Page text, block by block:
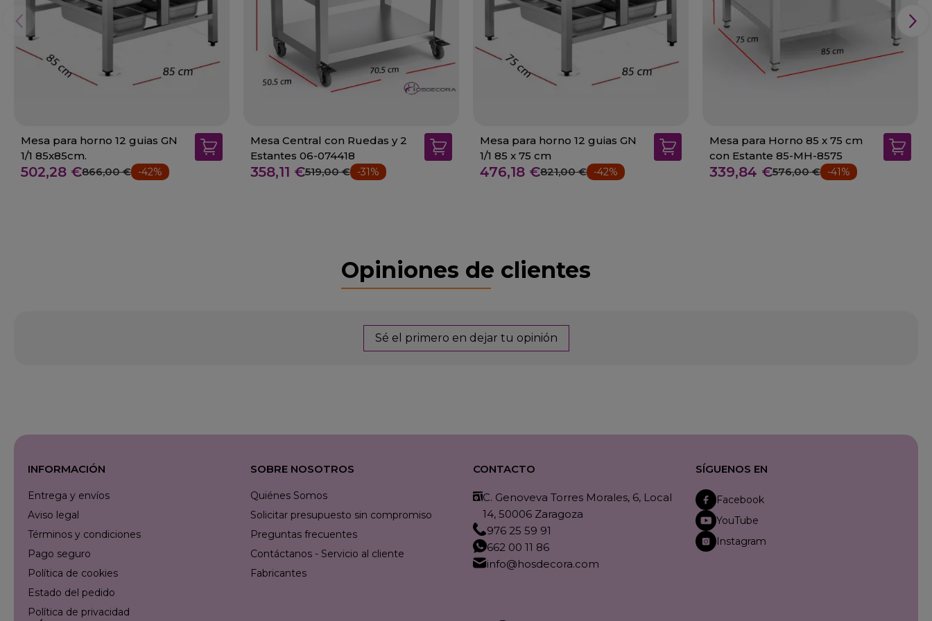
Mesa para horno 12 guias GN
1/1 85x85cm.
502,28 €866,00 € -42%
Mesa Central con Ruedas y 2
Estantes 06-074418
358,11 €519,00 € -31%
Mesa para horno 12 guias GN
1/1 85 x 75 cm
476,18 €821,00 € -42%
Mesa para Horno 85 x 75 cm
con Estante 85-MH-8575
339,84 €576,00 € -41%
Opiniones de clientes
Sé el primero en dejar tu opinión
INFORMACIÓN
Entrega y envíos
Aviso legal
Términos y condiciones
Pago seguro
Política de cookies
Estado del pedido
Política de privacidad
SOBRE NOSOTROS
Quiénes Somos
Solicitar presupuesto sin compromiso
Preguntas frecuentes
Contáctanos - Servicio al cliente
Fabricantes
CONTACTO
C. Genoveva Torres Morales, 6, Local
14, 50006 Zaragoza
976 25 59 91
662 00 11 86
info@hosdecora.com
SÍGUENOS EN
Facebook
YouTube
Instagram